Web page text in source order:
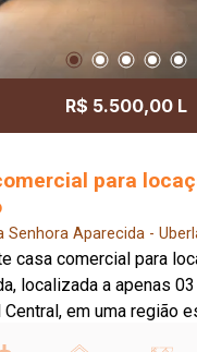
com sistema de
privilegiada na
com vista para o
complementares:
da obra: outubro de
R$ 5.500,00 L
para
Senhora Aparecida -
casa comercial para
localizada a apenas
Central, em uma região